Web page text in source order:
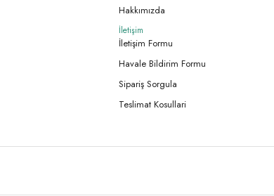
Hakkımızda
İletişim
İletişim Formu
Havale Bildirim Formu
Sipariş Sorgula
Teslimat Kosullari